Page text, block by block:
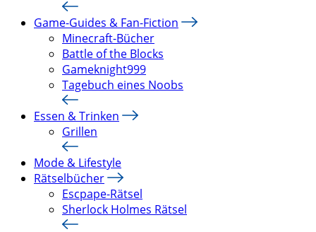
Game-Guides & Fan-Fiction
Minecraft-Bücher
Battle of the Blocks
Gameknight999
Tagebuch eines Noobs
Essen & Trinken
Grillen
Mode & Lifestyle
Rätselbücher
Escpape-Rätsel
Sherlock Holmes Rätsel